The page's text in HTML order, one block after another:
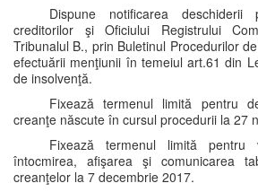
Dispune notificarea deschiderii
creditorilor şi Oficiului Registrului
Tribunalul B., prin Buletinul Procedurilor
efectuării menţiunii în temeiul art.61 din
de insolvenţă.
Fixează termenul limită pentru
creanţe născute în cursul procedurii la 27
Fixează termenul limită pentru
întocmirea, afişarea şi comunicarea
creanţelor la 7 decembrie 2017.